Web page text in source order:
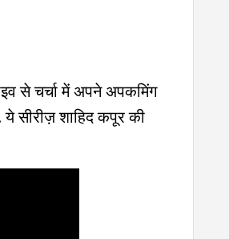
से चर्चा में अपने अपकमिंग
सीरीज़ शाहिद कपूर की